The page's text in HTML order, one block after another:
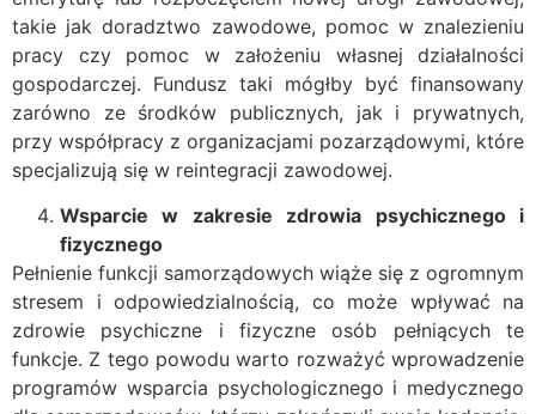
takie jak doradztwo zawodowe, pomoc w znalezieniu
pracy czy pomoc w założeniu własnej działalności
gospodarczej. Fundusz taki mógłby być finansowany
zarówno ze środków publicznych, jak i prywatnych,
przy współpracy z organizacjami pozarządowymi, które
specjalizują się w reintegracji zawodowej.
Wsparcie w zakresie zdrowia psychicznego i
fizycznego
Pełnienie funkcji samorządowych wiąże się z ogromnym
stresem i odpowiedzialnością, co może wpływać na
zdrowie psychiczne i fizyczne osób pełniących te
funkcje. Z tego powodu warto rozważyć wprowadzenie
programów wsparcia psychologicznego i medycznego